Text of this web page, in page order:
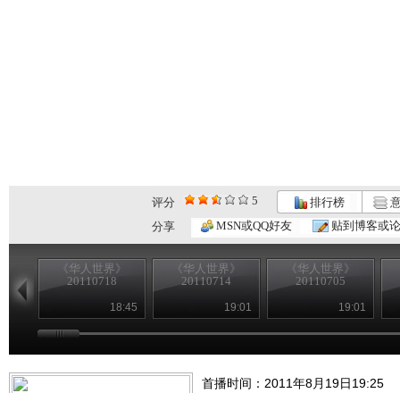
评分 5 排行榜
分享
MSN或QQ好友 贴到博客或
《华人世界》
20110718
18:45
《华人世界》
20110714
19:01
《华人世界》
20110705
19:01
首播时间：2011年8月19日19:25